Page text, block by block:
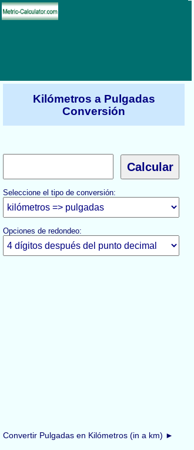
Kilómetros a Pulgadas
Conversión
Seleccione el tipo de conversión:
Opciones de redondeo:
Convertir Pulgadas en Kilómetros (in a km) ►